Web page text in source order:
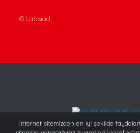
İnternet sitemizden en iyi şekilde
© Labsiad